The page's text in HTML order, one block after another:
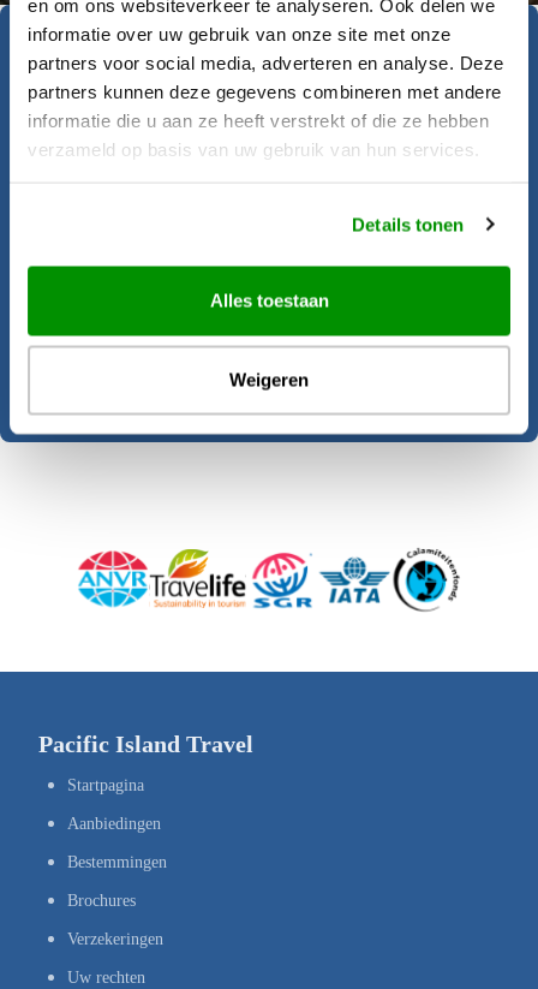
en om ons websiteverkeer te analyseren. Ook delen we
informatie over uw gebruik van onze site met onze
partners voor social media, adverteren en analyse. Deze
partners kunnen deze gegevens combineren met andere
informatie die u aan ze heeft verstrekt of die ze hebben
verzameld op basis van uw gebruik van hun services.
Details tonen
Alles toestaan
Weigeren
Geïnspireerd geraakt?
Krijgt u al zin om op reis te gaan? Onze
Plan een persoonlijk advies
Pacific Island Travel
Startpagina
Aanbiedingen
Bestemmingen
Brochures
Verzekeringen
Uw rechten